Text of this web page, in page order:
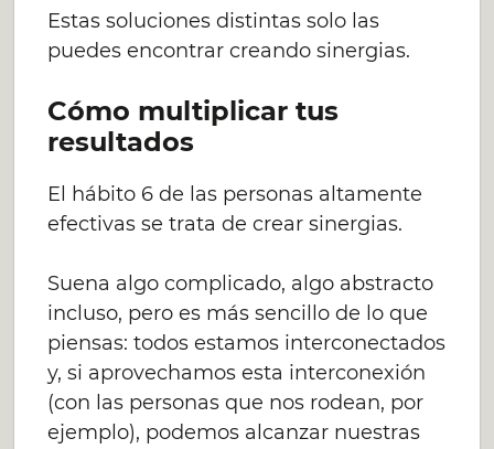
Estas soluciones distintas solo las
puedes encontrar creando sinergias.
Cómo multiplicar tus
resultados
El hábito 6 de las personas altamente
efectivas se trata de crear sinergias.
Suena algo complicado, algo abstracto
incluso, pero es más sencillo de lo que
piensas: todos estamos interconectados
y, si aprovechamos esta interconexión
(con las personas que nos rodean, por
ejemplo), podemos alcanzar nuestras